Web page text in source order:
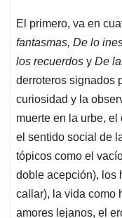
El primero, va en
fantasmas, De lo
los recuerdos y De
derroteros signados
curiosidad y la
muerte en la urbe,
el sentido social de
tópicos como el
doble acepción), los
callar), la vida como
amores lejanos, el